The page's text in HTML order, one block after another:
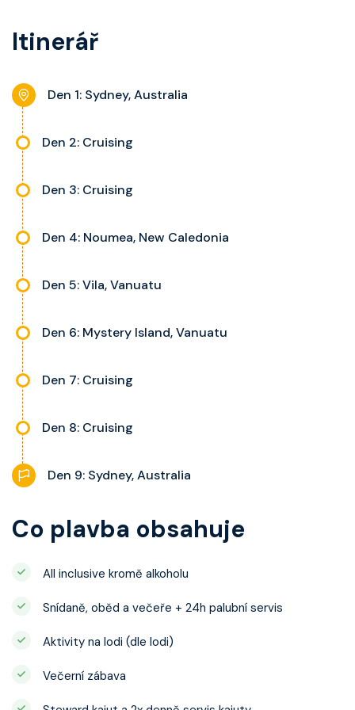
kajuty.
nastavitelnou klimatizaci,
noční stolky, trezor a balkon s
výhledem, velikost kajuty a balkonu
Itinerář
Den 1: Sydney, Australia
Den 2: Cruising
Den 3: Cruising
Den 4: Noumea, New Caledonia
Den 5: Vila, Vanuatu
Den 6: Mystery Island, Vanuatu
Den 7: Cruising
Den 8: Cruising
Den 9: Sydney, Australia
Co plavba obsahuje
All inclusive kromě alkoholu
Snídaně, oběd a večeře + 24h palubní servis
Aktivity na lodi (dle lodi)
Večerní zábava